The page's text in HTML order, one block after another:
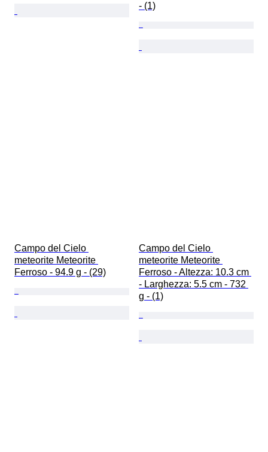
- (1)
Campo del Cielo
meteorite Meteorite
Ferroso - 94.9 g - (29)
Campo del Cielo
meteorite Meteorite
Ferroso - Altezza: 10.3 cm
- Larghezza: 5.5 cm - 732
g - (1)